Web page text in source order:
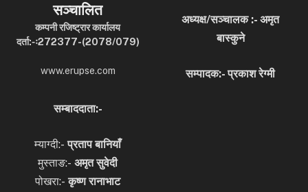
सञ्चालित
कम्पनी रजिष्ट्रार कार्यालय
दर्ता:-ः272377-(2078/079)
www.erupse.com
अध्यक्ष/सञ्चालक :- अमृत
बास्कुने
सम्पादक:- प्रकाश रेग्मी
सम्बाददाता:-
म्याग्दी:-प्रताप बानियाँ
मुस्ताङ:- अमृत सुवेदी
पोखरा:-कृष्ण रानाभाट